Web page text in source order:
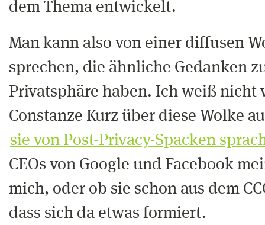
dem Thema entwickelt.
Man kann also von einer diffusen
sprechen, die ähnliche Gedanken
Privatsphäre haben. Ich weiß nicht
Constanze Kurz über diese Wolke
sie von Post-Privacy-Spacken
CEOs von Google und Facebook
mich, oder ob sie schon aus dem
dass sich da etwas formiert.